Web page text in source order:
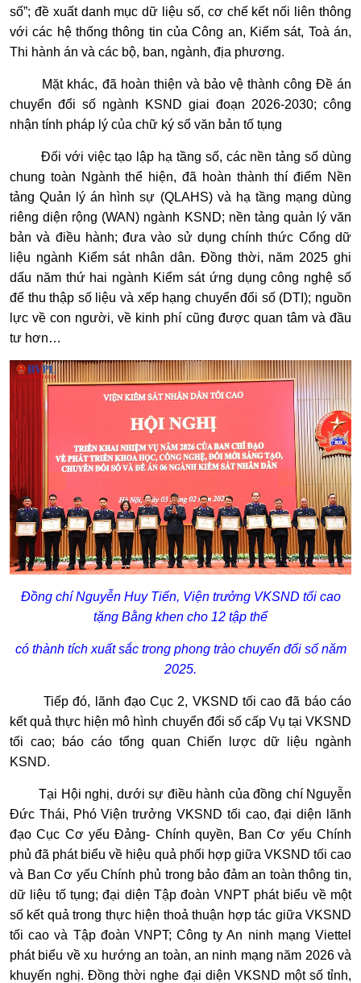
số”; đề xuất danh mục dữ liệu số, cơ chế kết nối liên thông
với các hệ thống thông tin của Công an, Kiểm sát, Toà án,
Thi hành án và các bộ, ban, ngành, địa phương.
Mặt khác, đã hoàn thiện và bảo vệ thành công Đề án
chuyển đổi số ngành KSND giai đoạn 2026-2030; công
nhận tính pháp lý của chữ ký số văn bản tố tụng
Đối với việc tạo lập hạ tầng số, các nền tảng số dùng
chung toàn Ngành thể hiện, đã hoàn thành thí điểm Nền
tảng Quản lý án hình sự (QLAHS) và hạ tầng mạng dùng
riêng diện rộng (WAN) ngành KSND; nền tảng quản lý văn
bản và điều hành; đưa vào sử dụng chính thức Cổng dữ
liệu ngành Kiểm sát nhân dân. Đồng thời, năm 2025 ghi
dấu năm thứ hai ngành Kiểm sát ứng dụng công nghệ số
để thu thập số liệu và xếp hạng chuyển đổi số (DTI); nguồn
lực về con người, về kinh phí cũng được quan tâm và đầu
tư hơn…
Đồng chí Nguyễn Huy Tiến, Viện trưởng VKSND tối cao
tặng Bằng khen cho 12 tập thể
có thành tích xuất sắc trong phong trào chuyển đổi số năm
2025.
Tiếp đó, lãnh đạo Cục 2, VKSND tối cao đã báo cáo
kết quả thực hiện mô hình chuyển đổi số cấp Vụ tại VKSND
tối cao; báo cáo tổng quan Chiến lược dữ liệu ngành
KSND.
Tại Hội nghị, dưới sự điều hành của đồng chí Nguyễn
Đức Thái, Phó Viện trưởng VKSND tối cao, đại diện lãnh
đạo Cục Cơ yếu Đảng- Chính quyền, Ban Cơ yếu Chính
phủ đã phát biểu về hiệu quả phối hợp giữa VKSND tối cao
và Ban Cơ yếu Chính phủ trong bảo đảm an toàn thông tin,
dữ liệu tố tụng; đại diện Tập đoàn VNPT phát biểu về một
số kết quả trong thực hiện thoả thuận hợp tác giữa VKSND
tối cao và Tập đoàn VNPT; Công ty An ninh mạng Viettel
phát biểu về xu hướng an toàn, an ninh mạng năm 2026 và
khuyến nghị. Đồng thời nghe đại diện VKSND một số tỉnh,